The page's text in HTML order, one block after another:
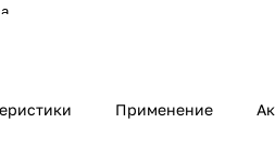
в
Применение